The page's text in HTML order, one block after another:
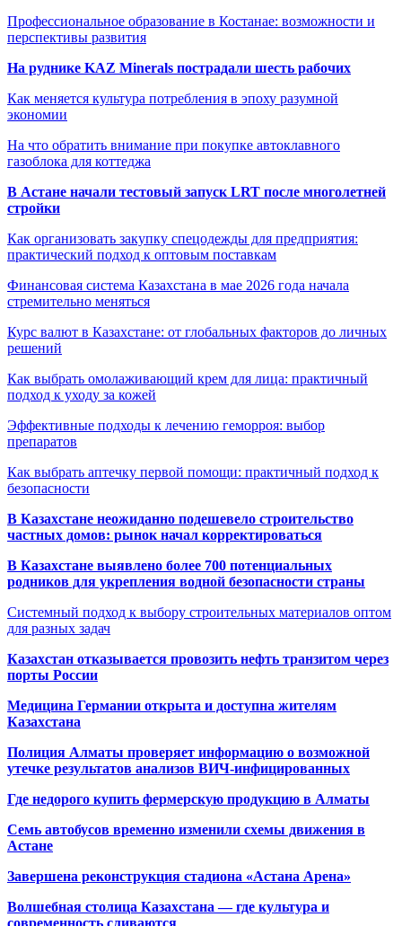
Профессиональное образование в Костанае: возможности и
перспективы развития
На руднике KAZ Minerals пострадали шесть рабочих
Как меняется культура потребления в эпоху разумной
экономии
На что обратить внимание при покупке автоклавного
газоблока для коттеджа
В Астане начали тестовый запуск LRT после многолетней
стройки
Как организовать закупку спецодежды для предприятия:
практический подход к оптовым поставкам
Финансовая система Казахстана в мае 2026 года начала
стремительно меняться
Курс валют в Казахстане: от глобальных факторов до личных
решений
Как выбрать омолаживающий крем для лица: практичный
подход к уходу за кожей
Эффективные подходы к лечению геморроя: выбор
препаратов
Как выбрать аптечку первой помощи: практичный подход к
безопасности
В Казахстане неожиданно подешевело строительство
частных домов: рынок начал корректироваться
В Казахстане выявлено более 700 потенциальных
родников для укрепления водной безопасности страны
Системный подход к выбору строительных материалов оптом
для разных задач
Казахстан отказывается провозить нефть транзитом через
порты России
Медицина Германии открыта и доступна жителям
Казахстана
Полиция Алматы проверяет информацию о возможной
утечке результатов анализов ВИЧ-инфицированных
Где недорого купить фермерскую продукцию в Алматы
Семь автобусов временно изменили схемы движения в
Астане
Завершена реконструкция стадиона «Астана Арена»
Волшебная столица Казахстана — где культура и